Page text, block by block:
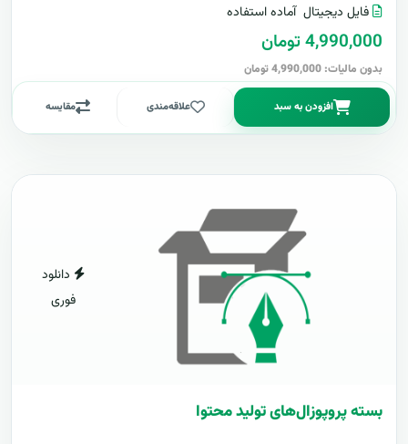
فایل دیجیتال آماده استفاده
4,990,000 تومان
بدون مالیات: 4,990,000 تومان
افزودن به سبد علاقه‌مندی مقایسه
دانلود
فوری
بسته پروپوزال‌های تولید محتوا